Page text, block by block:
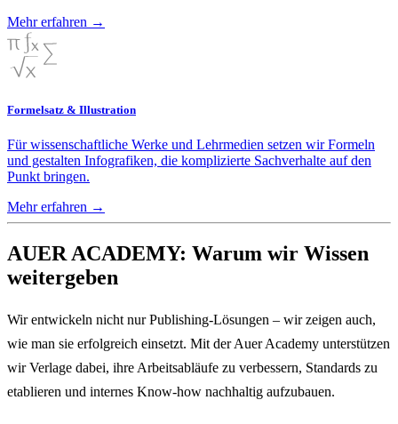
Mehr erfahren →
Formelsatz & Illustration
Für wissenschaftliche Werke und Lehrmedien setzen wir Formeln
und gestalten Infografiken, die komplizierte Sachverhalte auf den
Punkt bringen.
Mehr erfahren →
AUER ACADEMY: Warum wir Wissen
weitergeben
Wir entwickeln nicht nur Publishing-Lösungen – wir zeigen auch,
wie man sie erfolgreich einsetzt. Mit der Auer Academy unterstützen
wir Verlage dabei, ihre Arbeitsabläufe zu verbessern, Standards zu
etablieren und internes Know-how nachhaltig aufzubauen.